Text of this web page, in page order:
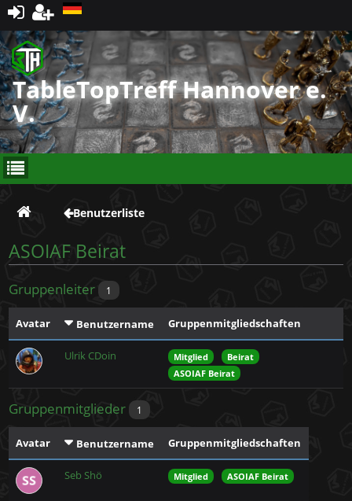
Registrieren
TableTopTreff Hannover e.
V.
Benutzerliste
ASOIAF Beirat
Gruppenleiter 1
Avatar Benutzername Gruppenmitgliedschaften
Ulrik CDoin Mitglied
Beirat
ASOIAF Beirat
Gruppenmitglieder 1
Avatar Benutzername Gruppenmitgliedschaften
Seb Shö Mitglied ASOIAF Beirat